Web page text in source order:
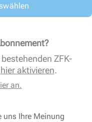
ZFK-
hier aktivieren.
an.
uns Ihre Meinung